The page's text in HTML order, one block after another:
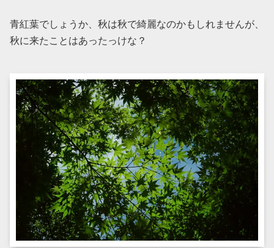
青紅葉でしょうか、秋は秋で綺麗なのかもしれませんが、
秋に来たことはあったっけな？